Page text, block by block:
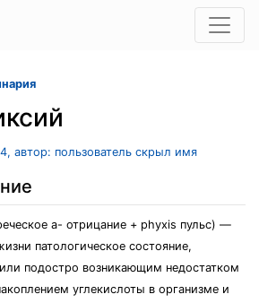
автор: пользователь скрыл имя
а- отрицание + phyxis пульс) —
патологическое состояние,
подостро возникающим недостатком
углекислоты в организме и